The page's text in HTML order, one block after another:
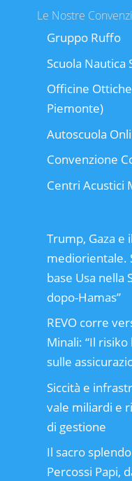
Le Nostre
Gruppo Ruffo
Scuola Nautica
Officine
Piemonte)
Autoscuola
Convenzione
Centri Acustici
Trump, Gaza e
mediorientale.
base Usa nella
dopo-Hamas”
REVO corre
Minali: “Il
sulle
Siccità e
vale miliardi e
di gestione
Il sacro
Percossi Papi,